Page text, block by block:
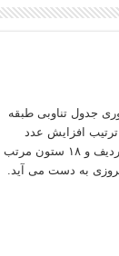
جدول تناوبی طبقه
ترتیب افزایش عدد
اتمی از Z = 1 تا Z = 118 در ۷ ردیف و ۱۸ ستون مرتب
به دست می آید.